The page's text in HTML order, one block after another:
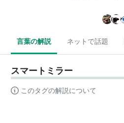
言葉の解説 ネットで話題
スマートミラー
このタグの解説について